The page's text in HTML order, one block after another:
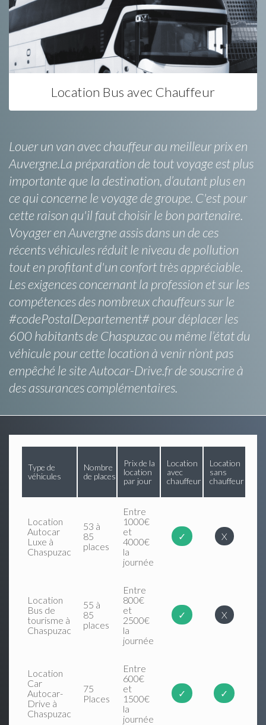
Location Bus avec Chauffeur
Louer un van avec chauffeur au meilleur prix en
Auvergne.La préparation de tout voyage est plus
importante que la destination, d’autant plus en
ce qui concerne le voyage de groupe. C'est pour
cette raison qu'il faut choisir le bon partenaire.
Voyager en Auvergne assis dans un de ces
récents véhicules réduit le niveau de pollution
tout en profitant d'un confort très appréciable.
Les exigences concernant la profession et sur les
compétences des nombreux chauffeurs sur le
#codePostalDepartement# pour déplacer les
600 habitants de Chaspuzac ou même l’état du
véhicule pour cette location à venir n’ont pas
empêché le site Autocar-Drive.fr de souscrire à
des assurances complémentaires.
Type de
véhicules
Nombre
de places
Prix de la
location
par jour
Location
avec
chauffeur
Location
sans
chauffeur
Location
Autocar
Luxe à
Chaspuzac
53 à
85
places
Entre
1000€
et
4000€
la
journée
✓ X
Location
Bus de
tourisme à
Chaspuzac
55 à
85
places
Entre
800€
et
2500€
la
journée
✓ X
Location
Car
Autocar-
Drive à
Chaspuzac
75
Places
Entre
600€
et
1500€
la
journée
✓ ✓